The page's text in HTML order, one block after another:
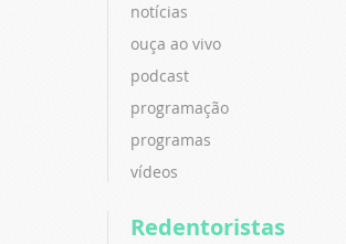
notícias
ouça ao vivo
podcast
programação
programas
vídeos
Redentoristas